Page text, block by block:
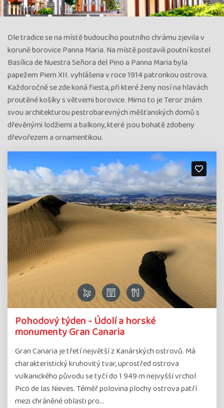
Dle tradice se na místě budoucího poutního chrámu zjevila v
koruně borovice Panna Maria. Na místě postavili poutní kostel
Basílica de Nuestra Señora del Pino a Panna Maria byla
papežem Piem XII. vyhlášena v roce 1914 patronkou ostrova.
Každoročně se zde koná fiesta, při které ženy nosí na hlavách
proutěné košíky s větvemi borovice. Mimo to je Teror znám
svou architekturou pestrobarevných měšťanských domů s
dřevěnými lodžiemi a balkony, které jsou bohatě zdobeny
dřevořezem a ornamentikou.
Pohodový týden - Údolí a horské
monumenty Gran Canaria
Gran Canaria je třetí největší z Kanárských ostrovů. Má
charakteristický kruhovitý tvar, uprostřed ostrova
vulkanického původu se tyčí do 1 949 m nejvyšší vrchol
Pico de las Nieves. Téměř polovina plochy ostrova patří
mezi chráněné oblasti pro…